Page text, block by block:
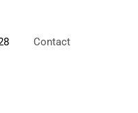
Contact